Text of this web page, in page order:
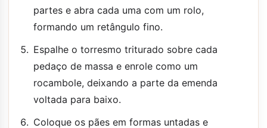
partes e abra cada uma com um rolo,
formando um retângulo fino.
Espalhe o torresmo triturado sobre cada
pedaço de massa e enrole como um
rocambole, deixando a parte da emenda
voltada para baixo.
Coloque os pães em formas untadas e